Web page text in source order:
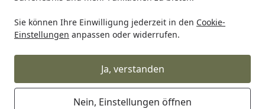
Sie können Ihre Einwilligung jederzeit in den Cookie-
Einstellungen anpassen oder widerrufen.
Ja, verstanden
Nein, Einstellungen öffnen
Startseite
Alles für den Garten Gartenmöbel Gartenstühle &
Diamond Garden Hochlehner
VENEDIG, Edelstahl / Sunproof Sling
Schwarz/Silber